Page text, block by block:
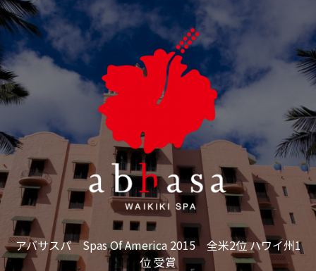
アバサスパ Spas Of America 2015 全米2位 ハワイ州1
位 受賞